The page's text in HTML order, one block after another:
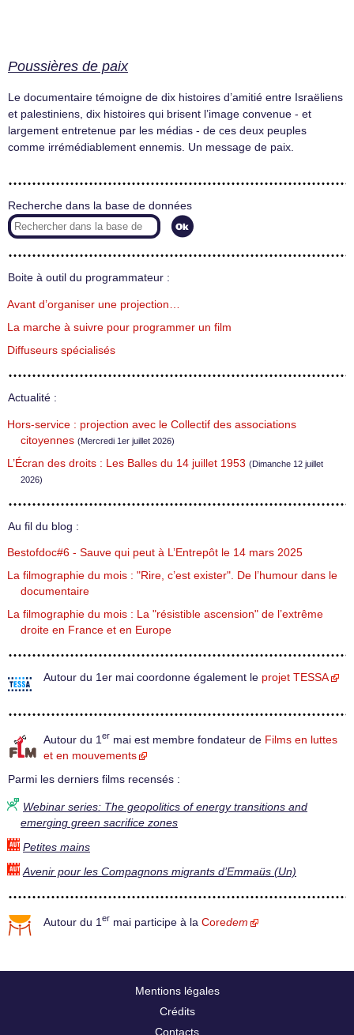
Poussières de paix
Le documentaire témoigne de dix histoires d’amitié entre Israëliens
et palestiniens, dix histoires qui brisent l’image convenue - et
largement entretenue par les médias - de ces deux peuples
comme irrémédiablement ennemis. Un message de paix.
Recherche dans la base de données
Boite à outil du programmateur :
Avant d’organiser une projection…
La marche à suivre pour programmer un film
Diffuseurs spécialisés
Actualité :
Hors-service : projection avec le Collectif des associations
citoyennes (Mercredi 1er juillet 2026)
L’Écran des droits : Les Balles du 14 juillet 1953 (Dimanche 12 juillet
2026)
Au fil du blog :
Bestofdoc#6 - Sauve qui peut à L’Entrepôt le 14 mars 2025
La filmographie du mois : "Rire, c’est exister". De l’humour dans le
documentaire
La filmographie du mois : La "résistible ascension" de l’extrême
droite en France et en Europe
Autour du 1er mai coordonne également le projet TESSA
Autour du 1 er mai est membre fondateur de Films en luttes
et en mouvements
Parmi les derniers films recensés :
Webinar series: The geopolitics of energy transitions and
emerging green sacrifice zones
Petites mains
Avenir pour les Compagnons migrants d’Emmaüs (Un)
Autour du 1 er mai participe à la Coredem
Mentions légales
Crédits
Contacts